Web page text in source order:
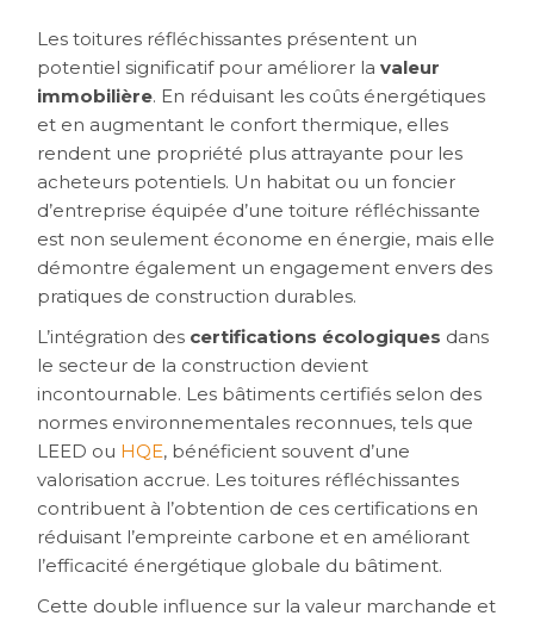
Les toitures réfléchissantes présentent un
potentiel significatif pour améliorer lavaleur
immobilière. En réduisant les coûts énergétiques
et en augmentant le confort thermique, elles
rendent une propriété plus attrayante pour les
acheteurs potentiels. Un habitat ou un foncier
d’entreprise équipée d’une toiture réfléchissante
est non seulement économe en énergie, mais elle
démontre également un engagement envers des
pratiques de construction durables.
L’intégration des certifications écologiques dans
le secteur de la construction devient
incontournable. Les bâtiments certifiés selon des
normes environnementales reconnues, tels que
LEED ou HQE, bénéficient souvent d’une
valorisation accrue. Les toitures réfléchissantes
contribuent à l’obtention de ces certifications en
réduisant l’empreinte carbone et en améliorant
l’efficacité énergétique globale du bâtiment.
Cette double influence sur la valeur marchande et